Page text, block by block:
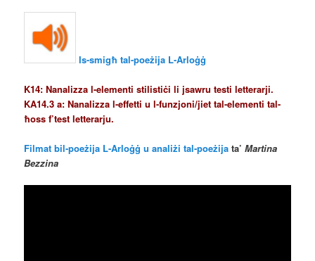
Is-smigħ tal-poeżija L-Arloġġ
K14: Nanalizza l-elementi stilistiċi li jsawru testi letterarji.
KA14.3 a: Nanalizza l-effetti u l-funzjoni/jiet tal-elementi tal-
ħoss f’test letterarju.
Filmat bil-poeżija L-Arloġġ u analiżi tal-poeżija ta’Martina
Bezzina